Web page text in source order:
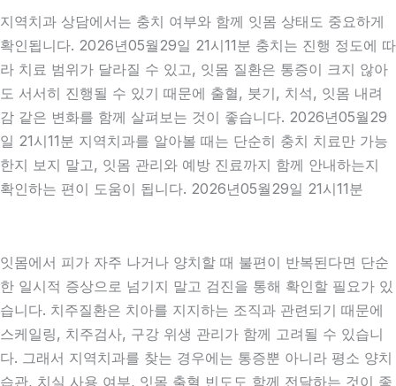
지역치과 상담에서는 충치 여부와 함께 잇몸 상태도 중요하게
확인됩니다. 2026년05월29일 21시11분 충치는 진행 정도에 따
라 치료 범위가 달라질 수 있고, 잇몸 질환은 통증이 크지 않아
도 서서히 진행될 수 있기 때문에 출혈, 붓기, 치석, 잇몸 내려
감 같은 변화를 함께 살펴보는 것이 좋습니다. 2026년05월29
일 21시11분 지역치과를 알아볼 때는 단순히 충치 치료만 가능
한지 보지 말고, 잇몸 관리와 예방 진료까지 함께 안내하는지
확인하는 편이 도움이 됩니다. 2026년05월29일 21시11분
잇몸에서 피가 자주 나거나 양치할 때 불편이 반복된다면 단순
한 일시적 증상으로 넘기지 말고 검진을 통해 확인할 필요가 있
습니다. 치주질환은 치아를 지지하는 조직과 관련되기 때문에
스케일링, 치주검사, 구강 위생 관리가 함께 고려될 수 있습니
다. 그래서 지역치과를 찾는 경우에는 통증뿐 아니라 평소 양치
습관, 치실 사용 여부, 잇몸 출혈 빈도도 함께 전달하는 것이 좋